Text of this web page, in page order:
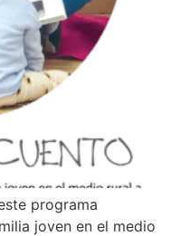
programa
joven en el medio